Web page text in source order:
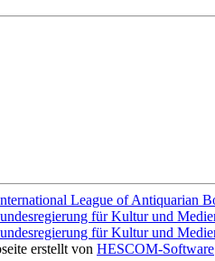
erstellt von HESCOM-Software